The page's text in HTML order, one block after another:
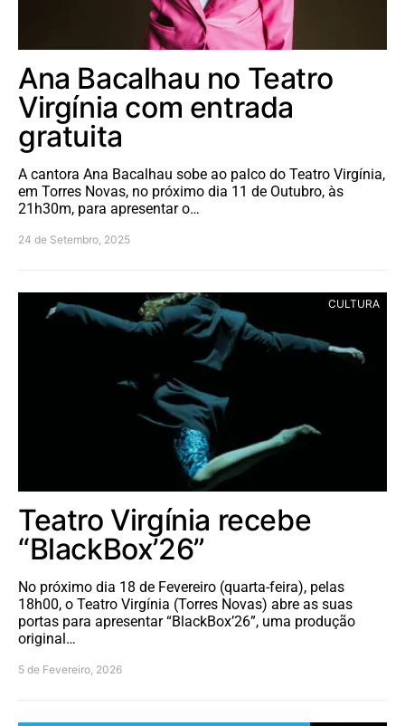
Ana Bacalhau no Teatro
Virgínia com entrada
gratuita
A cantora Ana Bacalhau sobe ao palco do Teatro Virgínia,
em Torres Novas, no próximo dia 11 de Outubro, às
21h30m, para apresentar o…
24 de Setembro, 2025
CULTURA
Teatro Virgínia recebe
“BlackBox’26”
No próximo dia 18 de Fevereiro (quarta-feira), pelas
18h00, o Teatro Virgínia (Torres Novas) abre as suas
portas para apresentar “BlackBox’26”, uma produção
original…
5 de Fevereiro, 2026